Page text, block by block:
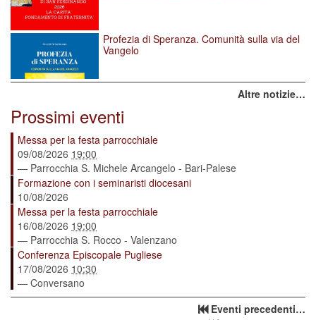
Profezia di Speranza. Comunità sulla via del
Vangelo
Altre notizie…
Prossimi eventi
Messa per la festa parrocchiale
09/08/2026 19:00
— Parrocchia S. Michele Arcangelo - Bari-Palese
Formazione con i seminaristi diocesani
10/08/2026
Messa per la festa parrocchiale
16/08/2026 19:00
— Parrocchia S. Rocco - Valenzano
Conferenza Episcopale Pugliese
17/08/2026 10:30
— Conversano
Eventi precedenti…